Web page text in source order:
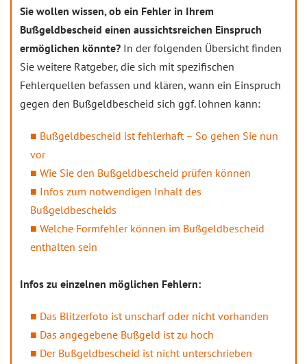
Sie wollen wissen, ob ein Fehler in Ihrem
Bußgeldbescheid einen aussichtsreichen Einspruch
ermöglichen könnte? In der folgenden Übersicht finden
Sie weitere Ratgeber, die sich mit spezifischen
Fehlerquellen befassen und klären, wann ein Einspruch
gegen den Bußgeldbescheid sich ggf. lohnen kann:
Bußgeldbescheid ist fehlerhaft – So gehen Sie nun
vor
Wie Sie den Bußgeldbescheid prüfen können
Infos zum notwendigen Inhalt des
Bußgeldbescheids
Welche Formfehler können im Bußgeldbescheid
enthalten sein
Infos zu einzelnen möglichen Fehlern:
Das Blitzerfoto ist unscharf oder nicht vorhanden
Das angegebene Bußgeld ist zu hoch
Der Bußgeldbescheid ist nicht unterschrieben